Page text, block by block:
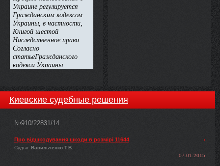
Киевские судебные решения
№910/22831/14
Про відшкодування шкоди в розмірі 11644
Судья: Васильченко Т.В.
07.01.2015